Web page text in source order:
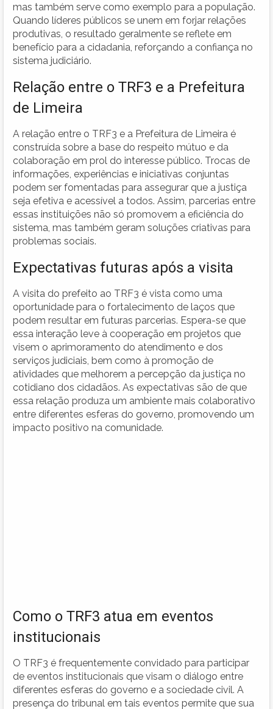
mas também serve como exemplo para a população.
Quando líderes públicos se unem em forjar relações
produtivas, o resultado geralmente se reflete em
benefício para a cidadania, reforçando a confiança no
sistema judiciário.
Relação entre o TRF3 e a Prefeitura
de Limeira
A relação entre o TRF3 e a Prefeitura de Limeira é
construída sobre a base do respeito mútuo e da
colaboração em prol do interesse público. Trocas de
informações, experiências e iniciativas conjuntas
podem ser fomentadas para assegurar que a justiça
seja efetiva e acessível a todos. Assim, parcerias entre
essas instituições não só promovem a eficiência do
sistema, mas também geram soluções criativas para
problemas sociais.
Expectativas futuras após a visita
A visita do prefeito ao TRF3 é vista como uma
oportunidade para o fortalecimento de laços que
podem resultar em futuras parcerias. Espera-se que
essa interação leve à cooperação em projetos que
visem o aprimoramento do atendimento e dos
serviços judiciais, bem como à promoção de
atividades que melhorem a percepção da justiça no
cotidiano dos cidadãos. As expectativas são de que
essa relação produza um ambiente mais colaborativo
entre diferentes esferas do governo, promovendo um
impacto positivo na comunidade.
Como o TRF3 atua em eventos
institucionais
O TRF3 é frequentemente convidado para participar
de eventos institucionais que visam o diálogo entre
diferentes esferas do governo e a sociedade civil. A
presença do tribunal em tais eventos permite que sua